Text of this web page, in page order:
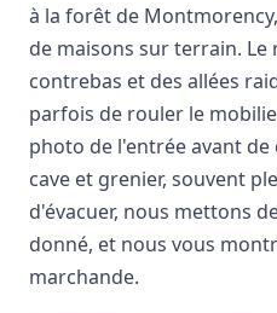
à la forêt de
de maisons sur terrain. Le
contrebas et des allées
parfois de rouler le
photo de l'entrée avant
cave et grenier, souvent
d'évacuer, nous mettons
donné, et nous vous
marchande.